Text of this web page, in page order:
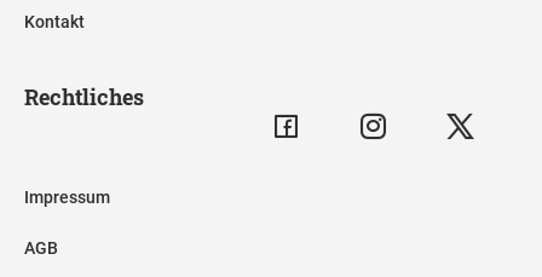
Kontakt
Rechtliches
Impressum
AGB